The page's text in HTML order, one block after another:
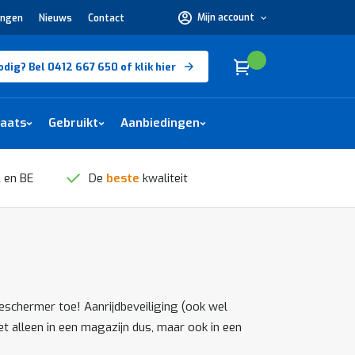
Nieuws Contact Mijn account
nodig?
Bel 0412 667 650 of klik hier Winkelwagen
Cart
Gebruikt Aanbiedingen
BE De beste kwaliteit
toe! Aanrijdbeveiliging (ook wel
in een magazijn dus, maar ook in een